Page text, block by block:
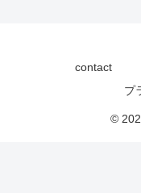
contact
プ
©